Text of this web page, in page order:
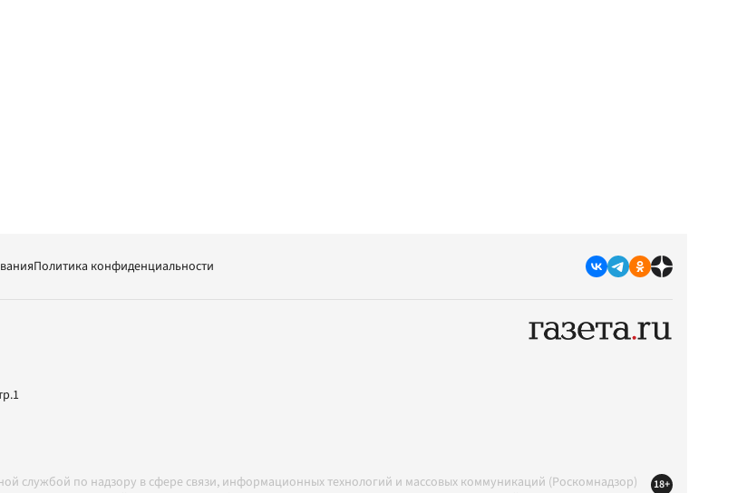
Политика конфиденциальности
службой по надзору в сфере связи, информационных технологий и массовых коммуникаций (Роскомнадзор)
18+